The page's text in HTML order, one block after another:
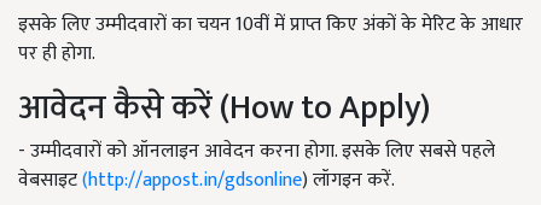
इसके लिए उम्मीदवारों का चयन 10वीं में प्राप्त किए अंकों के मेरिट के आधार
पर ही होगा.
आवेदन कैसे करें (How to Apply)
- उम्मीदवारों को ऑनलाइन आवेदन करना होगा. इसके लिए सबसे पहले
वेबसाइट(http://appost.in/gdsonline) लॉगइन करें.